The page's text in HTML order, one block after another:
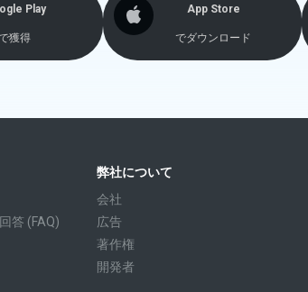
Play
獲得
App Store
でダウンロード
答 (FAQ)
弊社について
会社
広告
著作権
開発者